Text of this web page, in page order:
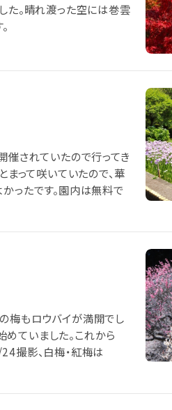
。晴れ渡った空には巻雲
催されていたので行ってき
って咲いていたので、華
ったです。園内は無料で
梅もロウバイが満開でし
ていました。これから
撮影、白梅・紅梅は